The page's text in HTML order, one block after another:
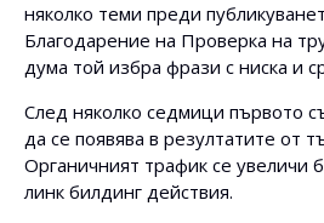
няколко теми преди
Благодарение на Проверка на
дума той избра фрази с ниска и
След няколко седмици първото
да се появява в резултатите от
Органичният трафик се увеличи
линк билдинг действия.